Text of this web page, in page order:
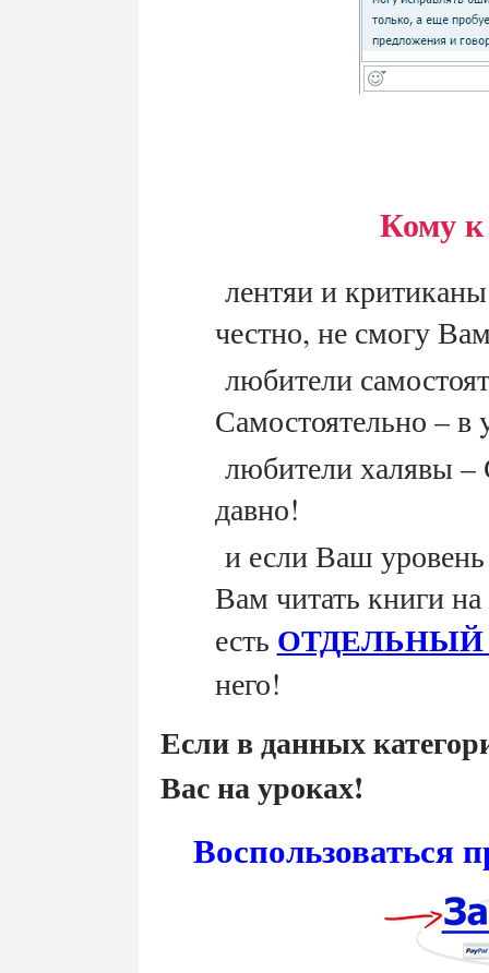
Кому
лентяи и
честно, не смогу
любители
Самостоятельно – в
любители халявы –
давно!
и если Ваш уровень
Вам читать книги
есть ОТДЕЛЬНЫЙ
него!
Если в данных
Вас на уроках!
Воспользоваться